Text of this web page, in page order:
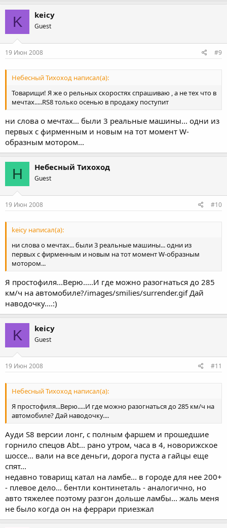
K keicy
Guest
19 Июн 2008 #9
Небесный Тихоход написал(а):
Товарищи! Я же о рельных скоростях спрашиваю , а не тех что в
мечтах.....RS8 только осенью в продажу поступит
ни слова о мечтах... были 3 реальные машины... одни из
первых с фирменным и новым на тот момент W-
образным мотором...
Н Небесный Тихоход
Guest
19 Июн 2008 #10
keicy написал(а):
ни слова о мечтах... были 3 реальные машины... одни из
первых с фирменным и новым на тот момент W-образным
мотором...
Я простофиля...Верю.....И где можно разогнаться до 285
км/ч на автомобиле?/images/smilies/surrender.gif Дай
наводочку....:)
K keicy
Guest
19 Июн 2008 #11
Небесный Тихоход написал(а):
Я простофиля...Верю.....И где можно разогнаться до 285 км/ч на
автомобиле? Дай наводочку....
Ауди S8 версии лонг, с полным фаршем и прошедшие
горнило спецов Abt... рано утром, часа в 4, новорижское
шоссе... вали на все деньги, дорога пуста а гайцы еще
спят...
недавно товарищ катал на ламбе... в городе для нее 200+
- плевое дело... бентли континеталь - аналогично, но
авто тяжелее поэтому разгон дольше ламбы... жаль меня
не было когда он на феррари приезжал